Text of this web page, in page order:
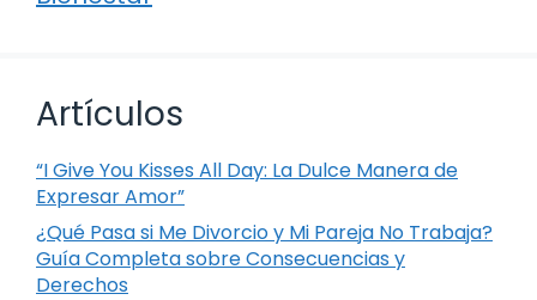
Artículos
“I Give You Kisses All Day: La Dulce Manera de
Expresar Amor”
¿Qué Pasa si Me Divorcio y Mi Pareja No Trabaja?
Guía Completa sobre Consecuencias y
Derechos